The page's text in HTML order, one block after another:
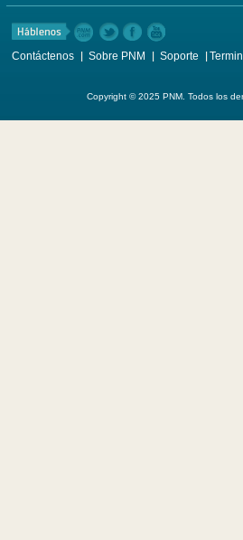
Contáctenos Sobre PNM Soporte
Copyright © 2025 PNM. Todos los